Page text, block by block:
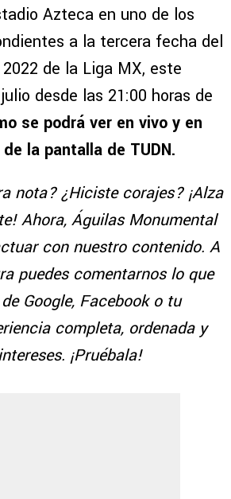
Azteca en uno de los
a la tercera fecha del
de la Liga MX, este
desde las 21:00 horas de
se podrá ver en vivo y en
la pantalla de TUDN.
nota? ¿Hiciste corajes? ¡Alza
Ahora, Águilas Monumental
con nuestro contenido. A
puedes comentarnos lo que
Google, Facebook o tu
completa, ordenada y
¡Pruébala!